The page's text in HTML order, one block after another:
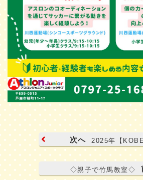
次へ 2025年【
◇親子で竹馬教室◇